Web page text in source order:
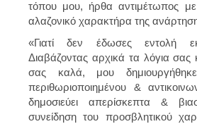
τόπου μου, ήρθα αντιμέτωπος
αλαζονικό χαρακτήρα της
«Γιατί δεν έδωσες εντολή
Διαβάζοντας αρχικά τα λόγια σας
σας καλά, μου
περιθωριοποιημένου &
δημοσιεύει απερίσκεπτα &
συνείδηση του προσβλητικού